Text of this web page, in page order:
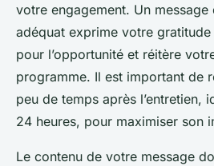
votre engagement. Un message
adéquat exprime votre
pour l’opportunité et réitère
programme. Il est important de
peu de temps après l’entretien,
24 heures, pour maximiser son
Le contenu de votre message